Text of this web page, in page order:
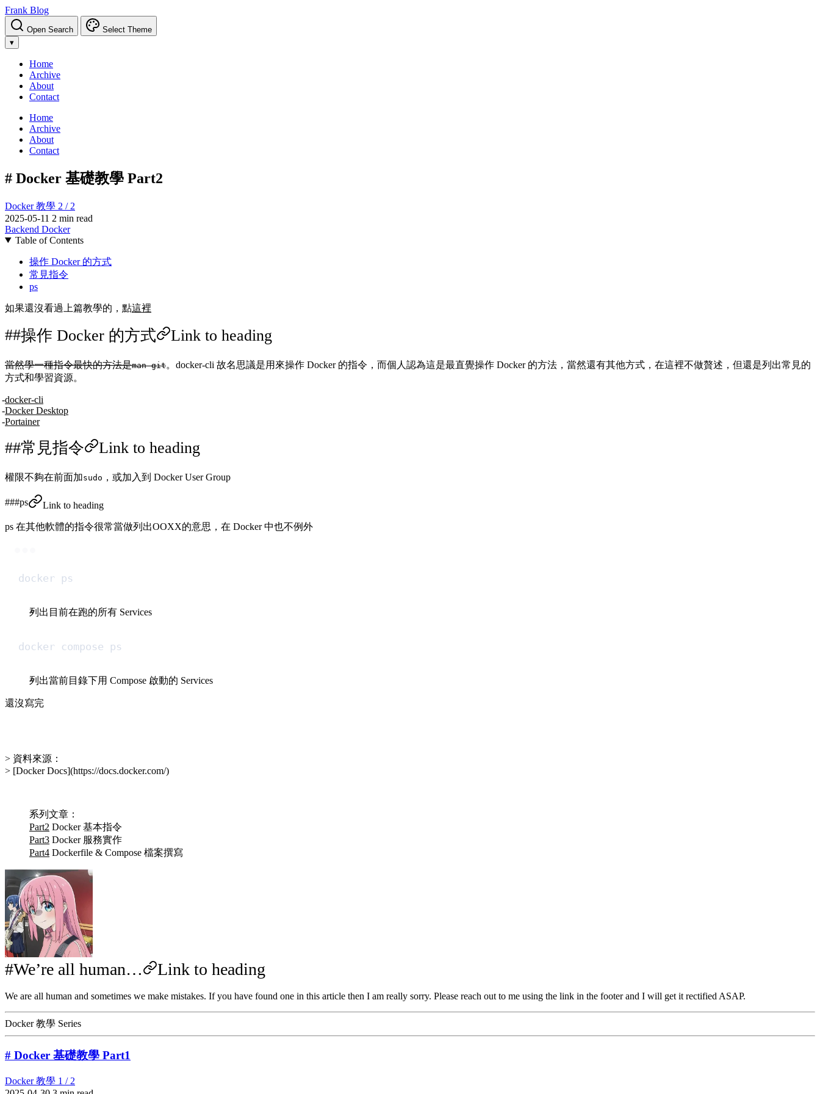
Frank Blog
Open Search
Select Theme
▾
Home
Archive
About
Contact
Home
Archive
About
Contact
# Docker 基礎教學 Part2
Docker 教學 2 / 2
2025-05-11 2 min read
Backend Docker
Table of Contents
操作 Docker 的方式
常見指令
ps
如果還沒看過上篇教學的，點這裡
操作 Docker 的方式 Link to heading
當然學一種指令最快的方法是man git。docker-cli 故名思議是用來操作 Docker 的指令，而個人認為這是最直覺操作 Docker 的方法，當然還有其他方式，在這裡不做贅述，但還是列出常見的
方式和學習資源。
docker-cli
Docker Desktop
Portainer
常見指令 Link to heading
權限不夠在前面加sudo ，或加入到 Docker User Group
ps Link to heading
ps 在其他軟體的指令很常當做列出OOXX的意思，在 Docker 中也不例外
docker ps
列出目前在跑的所有 Services
docker compose ps
列出當前目錄下用 Compose 啟動的 Services
還沒寫完
> 資料來源：
> [Docker Docs](https://docs.docker.com/)
系列文章：
Part2 Docker 基本指令
Part3 Docker 服務實作
Part4 Dockerfile & Compose 檔案撰寫
We’re all human… Link to heading
We are all human and sometimes we make mistakes. If you have found one in this article then I am really sorry. Please reach out to me using the link in the footer and I will get it rectified ASAP.
Docker 教學 Series
# Docker 基礎教學 Part1
Docker 教學 1 / 2